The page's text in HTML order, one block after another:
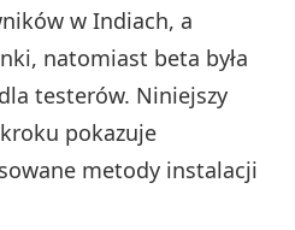
w Indiach, a
natomiast beta była
testerów. Niniejszy
pokazuje
metody instalacji